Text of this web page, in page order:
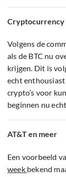
Cryptocurrency
Volgens de
als de BTC nu
krijgen. Dit is
echt
crypto’s voor
beginnen nu
AT&T en meer
Een voorbeeld
week bekend